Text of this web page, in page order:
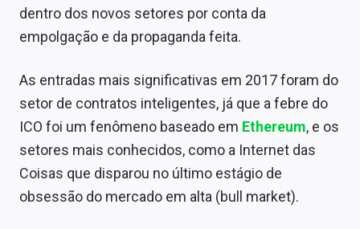
dentro dos novos setores por conta da
empolgação e da propaganda feita.
As entradas mais significativas em 2017 foram do
setor de contratos inteligentes, já que a febre do
ICO foi um fenômeno baseado em Ethereum, e os
setores mais conhecidos, como a Internet das
Coisas que disparou no último estágio de
obsessão do mercado em alta (bull market).